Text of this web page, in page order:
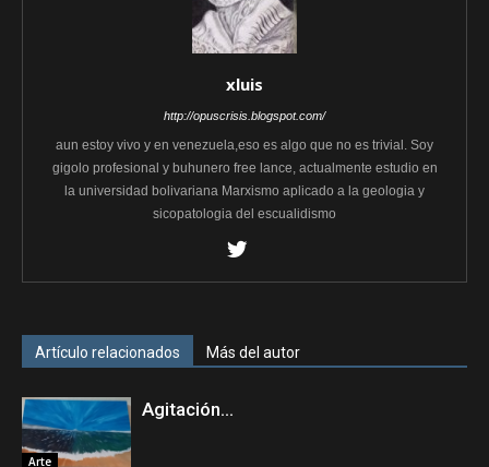
xluis
http://opuscrisis.blogspot.com/
aun estoy vivo y en venezuela,eso es algo que no es trivial. Soy
gigolo profesional y buhunero free lance, actualmente estudio en
la universidad bolivariana Marxismo aplicado a la geologia y
sicopatologia del escualidismo
Artículo relacionados Más del autor
Arte
Agitación…